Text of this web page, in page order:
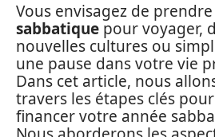
Vous envisagez de
sabbatique pour voyager,
nouvelles cultures ou
une pause dans votre vie
Dans cet article, nous
travers les étapes clés
financer votre année